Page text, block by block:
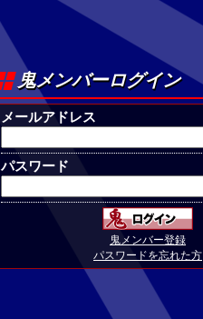
鬼メンバーログイン
メールアドレス
パスワード
鬼メンバー登録
パスワードを忘れた方